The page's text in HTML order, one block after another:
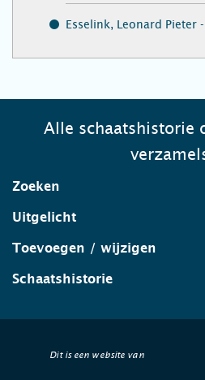
Esselink, Leonard Pieter
Alle schaatshistorie
Zoeken
Uitgelicht
Toevoegen / wijzigen
Schaatshistorie
Dit is een website van